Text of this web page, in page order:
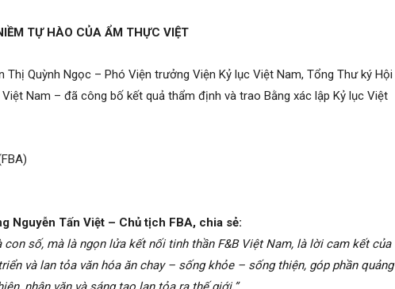
TỰ HÀO CỦA ẨM THỰC VIỆT
Thị Quỳnh Ngọc – Phó Viện trưởng Viện Kỷ lục Việt Nam, Tổng Thư ký Hội
Nam – đã công bố kết quả thẩm định và trao Bằng xác lập Kỷ lục Việt
Nguyễn Tấn Việt – Chủ tịch FBA, chia sẻ:
con số, mà là ngọn lửa kết nối tinh thần F&B Việt Nam, là lời cam kết của
và lan tỏa văn hóa ăn chay – sống khỏe – sống thiện, góp phần quảng